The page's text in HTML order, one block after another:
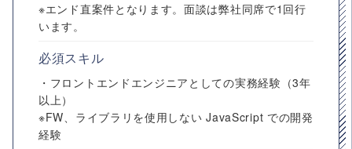
※エンド直案件となります。面談は弊社同席で1回行
います。
必須スキル
・フロントエンドエンジニアとしての実務経験（3年
以上）
※FW、ライブラリを使用しない JavaScript での開発
経験